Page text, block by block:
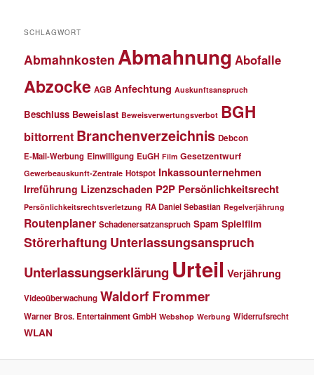
SCHLAGWORT
Abmahnkosten Abmahnung Abofalle
Abzocke AGB Anfechtung Auskunftsanspruch
Beschluss Beweislast Beweisverwertungsverbot BGH
bittorrent Branchenverzeichnis Debcon
E-Mail-Werbung Einwilligung EuGH Film Gesetzentwurf
Gewerbeauskunft-Zentrale Hotspot Inkassounternehmen
Irreführung Lizenzschaden P2P Persönlichkeitsrecht
Persönlichkeitsrechtsverletzung RA Daniel Sebastian Regelverjährung
Routenplaner Schadenersatzanspruch Spam Spielfilm
Störerhaftung Unterlassungsanspruch
Unterlassungserklärung Urteil Verjährung
Videoüberwachung Waldorf Frommer
Warner Bros. Entertainment GmbH Webshop Werbung Widerrufsrecht
WLAN